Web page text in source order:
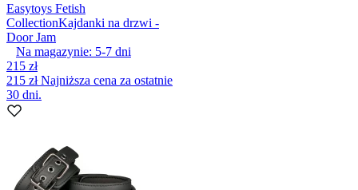
Easytoys Fetish
CollectionKajdanki na drzwi -
Door Jam
Na magazynie: 5-7 dni
215 zł
215 złNajniższa cena za ostatnie
30 dni.